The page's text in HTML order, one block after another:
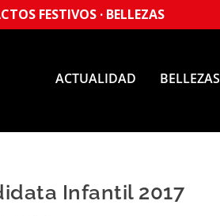
FESTIVOS · BELLEZAS
ACTUALIDAD BELLEZAS
Infantil 2017